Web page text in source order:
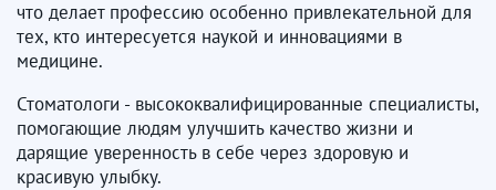
что делает профессию особенно привлекательной для
тех, кто интересуется наукой и инновациями в
медицине.
Стоматологи - высококвалифицированные специалисты,
помогающие людям улучшить качество жизни и
дарящие уверенность в себе через здоровую и
красивую улыбку.